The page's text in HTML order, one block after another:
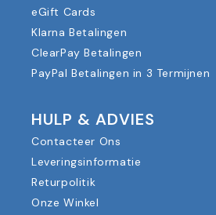
eGift Cards
Klarna Betalingen
ClearPay Betalingen
PayPal Betalingen in 3 Termijnen
HULP & ADVIES
Contacteer Ons
Leveringsinformatie
Returpolitik
Onze Winkel